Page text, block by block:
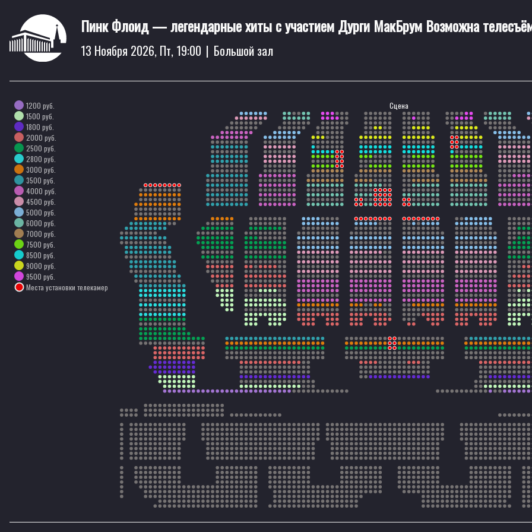
Пинк Флоид — легендарные хиты с участием Дурги МакБрум Возможна
13 Ноября 2026, Пт, 19:00 | Большой зал
1200 руб.
1500 руб.
1800 руб.
2000 руб.
2500 руб.
2800 руб.
3000 руб.
3500 руб.
4000 руб.
4500 руб.
5000 руб.
6000 руб.
7000 руб.
7500 руб.
8500 руб.
9000 руб.
9500 руб.
Места установки телекамер
Сцена